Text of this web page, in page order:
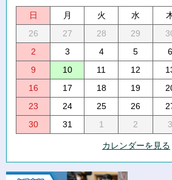
日 月 火 水
26
27 28 29
2
3 4 5 6
9
10 11 12
16
17 18 19
23
24 25 26
30
31 1 2 3
カレンダーを見る